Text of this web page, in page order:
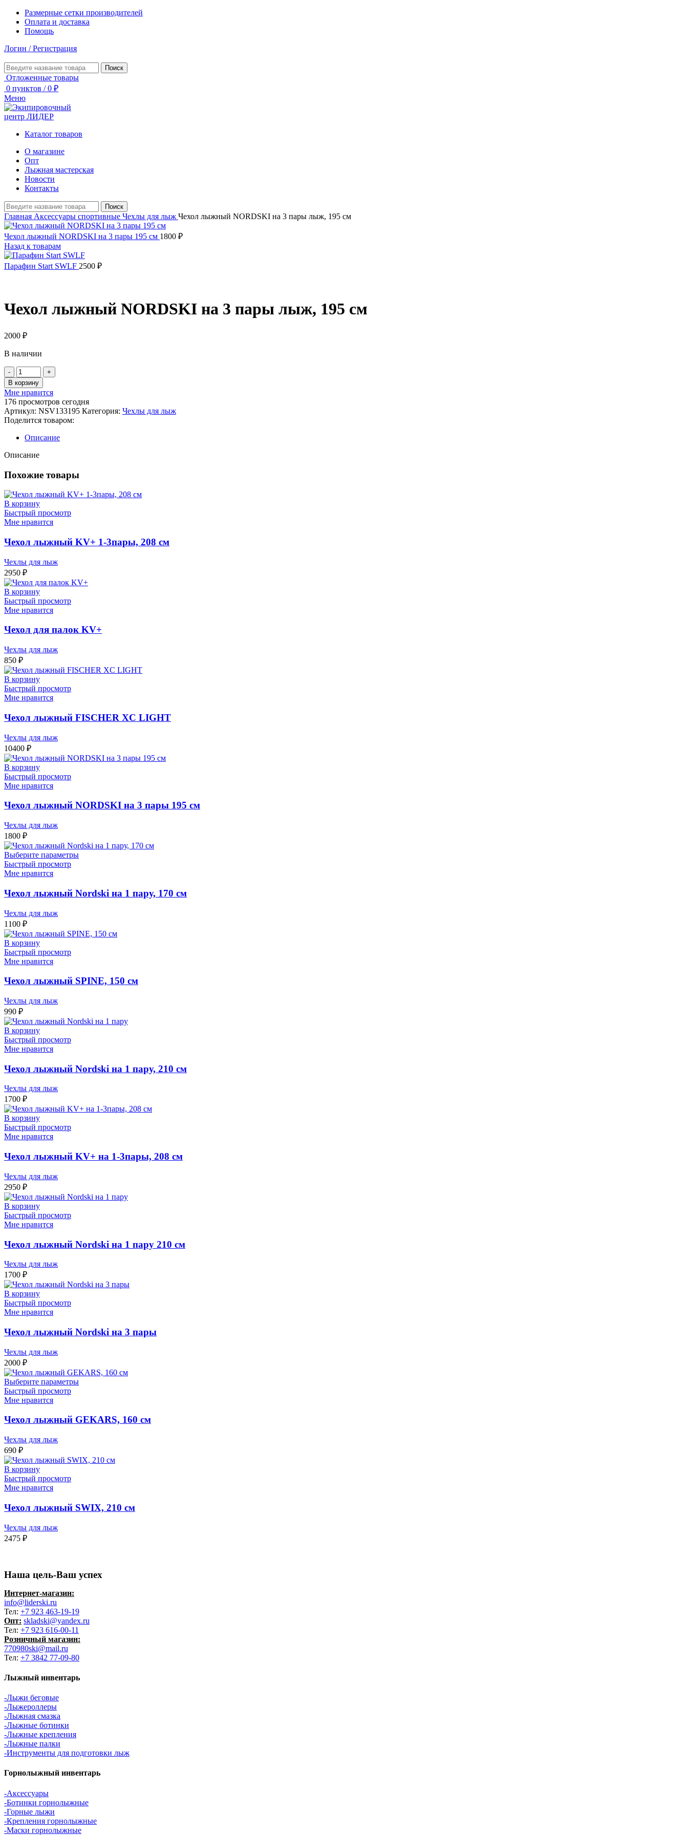
Размерные сетки производителей
Оплата и доставка
Помощь
Логин / Регистрация
Поиск
Отложенные товары
0 пунктов / 0 ₽
Меню
Каталог товаров
О магазине
Опт
Лыжная мастерская
Новости
Контакты
Поиск
Главная Аксессуары спортивные Чехлы для лыж Чехол лыжный NORDSKI на 3 пары лыж, 195 см
Чехол лыжный NORDSKI на 3 пары 195 см 1800 ₽
Назад к товарам
Парафин Start SWLF 2500 ₽
Чехол лыжный NORDSKI на 3 пары лыж, 195 см
2000 ₽
В наличии
Количество
товара
Чехол
лыжный
NORDSKI
на
3
пары
лыж,
195
В корзину
Мне нравится
176 просмотров сегодня
Артикул: NSV133195 Категория: Чехлы для лыж
Поделится товаром:
Описание
Описание
Похожие товары
В корзину
Быстрый просмотр
Мне нравится
Чехол лыжный KV+ 1-3пары, 208 см
Чехлы для лыж
2950 ₽
В корзину
Быстрый просмотр
Мне нравится
Чехол для палок KV+
Чехлы для лыж
850 ₽
В корзину
Быстрый просмотр
Мне нравится
Чехол лыжный FISCHER XС LIGHT
Чехлы для лыж
10400 ₽
В корзину
Быстрый просмотр
Мне нравится
Чехол лыжный NORDSKI на 3 пары 195 см
Чехлы для лыж
1800 ₽
Выберите параметры
Быстрый просмотр
Мне нравится
Чехол лыжный Nordski на 1 пару, 170 см
Чехлы для лыж
1100 ₽
В корзину
Быстрый просмотр
Мне нравится
Чехол лыжный SPINE, 150 см
Чехлы для лыж
990 ₽
В корзину
Быстрый просмотр
Мне нравится
Чехол лыжный Nordski на 1 пару, 210 см
Чехлы для лыж
1700 ₽
В корзину
Быстрый просмотр
Мне нравится
Чехол лыжный KV+ на 1-3пары, 208 см
Чехлы для лыж
2950 ₽
В корзину
Быстрый просмотр
Мне нравится
Чехол лыжный Nordski на 1 пару 210 см
Чехлы для лыж
1700 ₽
В корзину
Быстрый просмотр
Мне нравится
Чехол лыжный Nordski на 3 пары
Чехлы для лыж
2000 ₽
Выберите параметры
Быстрый просмотр
Мне нравится
Чехол лыжный GEKARS, 160 см
Чехлы для лыж
690 ₽
В корзину
Быстрый просмотр
Мне нравится
Чехол лыжный SWIX, 210 см
Чехлы для лыж
2475 ₽
Наша цель-Ваш успех
Интернет-магазин:
info@liderski.ru
Тел: +7 923 463-19-19
Опт: skladski@yandex.ru
Тел: +7 923 616-00-11
Розничный магазин:
770980ski@mail.ru
Тел: +7 3842 77-09-80
Лыжный инвентарь
-Лыжи беговые
-Лыжероллеры
-Лыжная смазка
-Лыжные ботинки
-Лыжные крепления
-Лыжные палки
-Инструменты для подготовки лыж
Горнолыжный инвентарь
-Аксессуары
-Ботинки горнолыжные
-Горные лыжи
-Крепления горнолыжные
-Маски горнолыжные